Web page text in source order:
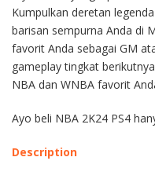
Kumpulkan deretan
barisan sempurna Anda di
favorit Anda sebagai GM
gameplay tingkat
NBA dan WNBA favorit
Ayo beli NBA 2K24 PS4
Description